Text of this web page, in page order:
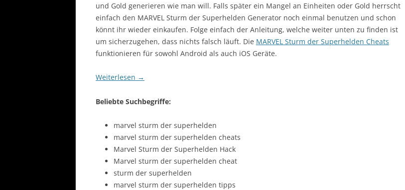
und Gold generieren wie man will. Falls später ein Mangel an Einheiten oder Gold herrscht
einfach den MARVEL Sturm der Superhelden Generator noch einmal benutzen und schon
könnt ihr wieder einkaufen. Folge einfach der Anleitung, welche weiter unten zu finden ist
um sicherzugehen, dass nichts falsch läuft. Die MARVEL Sturm der Superhelden Cheats
funktionieren für sowohl Android als auch iOS Geräte.
Weiterlesen →
Beliebte Suchbegriffe:
marvel sturm der superhelden
marvel sturm der superhelden cheats
Marvel Sturm der Superhelden Hack
Marvel sturm der superhelden cheat
sturm der superhelden
marvel sturm der superhelden tipps